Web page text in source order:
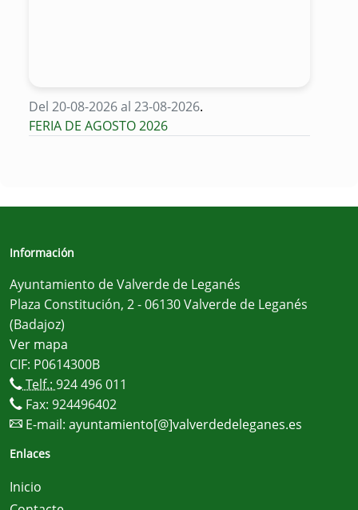
Del 20-08-2026 al 23-08-2026.
FERIA DE AGOSTO 2026
Información
Ayuntamiento de Valverde de Leganés
Plaza Constitución, 2 - 06130 Valverde de Leganés
(Badajoz)
Ver mapa
CIF: P0614300B
Telf.: 924 496 011
Fax: 924496402
E-mail: ayuntamiento[@]valverdedeleganes.es
Enlaces
Inicio